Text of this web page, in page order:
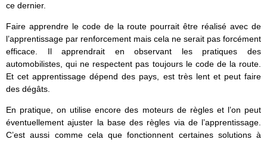
ce dernier.
Faire apprendre le code de la route pourrait être réalisé avec de
l’apprentissage par renforcement mais cela ne serait pas forcément
efficace. Il apprendrait en observant les pratiques des
automobilistes, qui ne respectent pas toujours le code de la route.
Et cet apprentissage dépend des pays, est très lent et peut faire
des dégâts.
En pratique, on utilise encore des moteurs de règles et l’on peut
éventuellement ajuster la base des règles via de l’apprentissage.
C’est aussi comme cela que fonctionnent certaines solutions à